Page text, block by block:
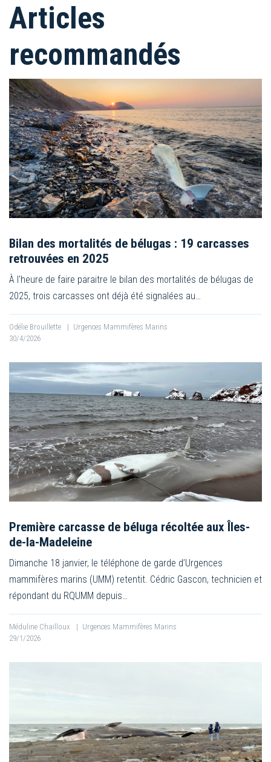
Articles
recommandés
Bilan des mortalités de bélugas : 19 carcasses
retrouvées en 2025
À l'heure de faire paraitre le bilan des mortalités de bélugas de
2025, trois carcasses ont déjà été signalées au…
Odélie Brouillette | Urgences Mammifères Marins
30/4/2026
Première carcasse de béluga récoltée aux Îles-
de-la-Madeleine
Dimanche 18 janvier, le téléphone de garde d’Urgences
mammifères marins (UMM) retentit. Cédric Gascon, technicien et
répondant du RQUMM depuis…
Méduline Chailloux | Urgences Mammifères Marins
29/1/2026